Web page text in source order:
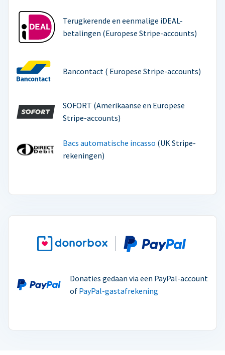
Terugkerende en eenmalige iDEAL-
betalingen (Europese Stripe-accounts)
Bancontact ( Europese Stripe-accounts)
SOFORT (Amerikaanse en Europese
Stripe-accounts)
Bacs automatische incasso (UK Stripe-
rekeningen)
Donaties gedaan via een PayPal-account
of PayPal-gastafrekening